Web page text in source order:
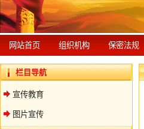
网站首页 组织机构 保密法规
栏目导航
宣传教育
图片宣传